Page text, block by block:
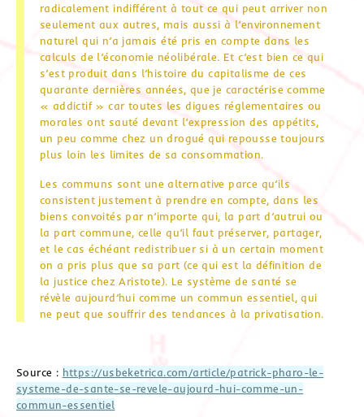
radicalement indifférent à tout ce qui peut arriver non
seulement aux autres, mais aussi à l’environnement
naturel qui n’a jamais été pris en compte dans les
calculs de l’économie néolibérale. Et c’est bien ce qui
s’est produit dans l’histoire du capitalisme de ces
quarante dernières années, que je caractérise comme
« addictif » car toutes les digues réglementaires ou
morales ont sauté devant l’expression des appétits,
un peu comme chez un drogué qui repousse toujours
plus loin les limites de sa consommation.
Les communs sont une alternative parce qu’ils
consistent justement à prendre en compte, dans les
biens convoités par n’importe qui, la part d’autrui ou
la part commune, celle qu’il faut préserver, partager,
et le cas échéant redistribuer si à un certain moment
on a pris plus que sa part (ce qui est la définition de
la justice chez Aristote). Le système de santé se
révèle aujourd’hui comme un commun essentiel, qui
ne peut que souffrir des tendances à la privatisation.
Source : https://usbeketrica.com/article/patrick-pharo-le-
systeme-de-sante-se-revele-aujourd-hui-comme-un-
commun-essentiel